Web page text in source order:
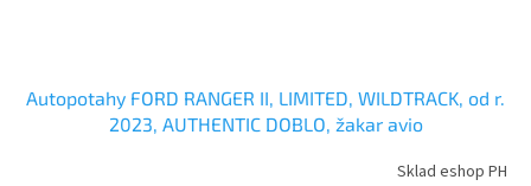
Autopotahy FORD RANGER II, LIMITED, WILDTRACK, od r.
2023, AUTHENTIC DOBLO, žakar avio
Sklad eshop PH